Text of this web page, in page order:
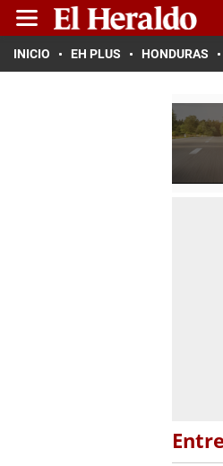
INICIO EH PLUS HONDURAS